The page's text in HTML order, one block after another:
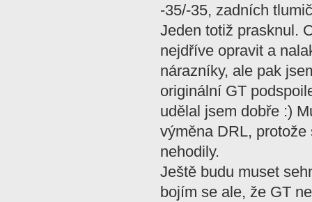
-35/-35, zadních
Jeden totiž prasknul.
nejdříve opravit a
nárazníky, ale pak
originální GT
udělal jsem dobře :)
výměna DRL,
nehodily.
Ještě budu muset
bojím se ale, že GT